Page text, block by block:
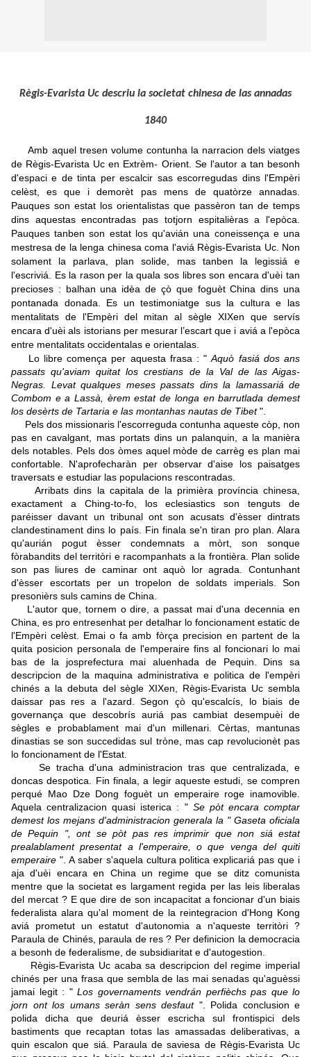
Règis-Evarista Uc descriu la societat chinesa de las annadas
1840
Amb aquel tresen volume contunha la narracion dels viatges
de Règis-Evarista Uc en Extrèm- Orient. Se l'autor a tan besonh
d'espaci e de tinta per escalcir sas escorregudas dins l'Empèri
celèst, es que i demorèt pas mens de quatòrze annadas.
Pauques son estat los orientalistas que passèron tan de temps
dins aquestas encontradas pas totjorn espitalièras a l'epòca.
Pauques tanben son estat los qu'avián una coneissença e una
mestresa de la lenga chinesa coma l'aviá Règis-Evarista Uc. Non
solament la parlava, plan solide, mas tanben la legissiá e
l'escriviá. Es la rason per la quala sos libres son encara d'uèi tan
precioses : balhan una idèa de çò que foguèt China dins una
pontanada donada. Es un testimoniatge sus la cultura e las
mentalitats de l'Empèri del mitan al sègle XIXen que servís
encara d'uèi als istorians per mesurar l’escart que i aviá a l'epòca
entre mentalitats occidentalas e orientalas.
Lo libre comença per aquesta frasa : "Aquò fasiá dos ans
passats qu'aviam quitat los crestians de la Val de las Aigas-
Negras. Levat qualques meses passats dins la lamassariá de
Combom e a Lassà, èrem estat de longa en barrutlada demest
los desèrts de Tartaria e las montanhas nautas de Tibet".
Pels dos missionaris l'escorreguda contunha aqueste còp, non
pas en cavalgant, mas portats dins un palanquin, a la manièra
dels notables. Pels dos òmes aquel mòde de carrèg es plan mai
confortable. N'aprofecharàn per observar d'aise los paisatges
traversats e estudiar las populacions rescontradas.
Arribats dins la capitala de la primièra província chinesa,
exactament a Ching-to-fo, los eclesiastics son tenguts de
paréisser davant un tribunal ont son acusats d'èsser dintrats
clandestinament dins lo país. Fin finala se'n tiran pro plan. Alara
qu'aurián pogut èsser condemnats a mòrt, son sonque
fòrabandits del territòri e racompanhats a la frontièra. Plan solide
son pas liures de caminar ont aquò lor agrada. Contunhant
d'èsser escortats per un tropelon de soldats imperials. Son
presonièrs suls camins de China.
L'autor que, tornem o dire, a passat mai d'una decennia en
China, es pro entresenhat per detalhar lo foncionament estatic de
l'Empèri celèst. Emai o fa amb fòrça precision en partent de la
quita posicion personala de l'emperaire fins al foncionari lo mai
bas de la josprefectura mai aluenhada de Pequin. Dins sa
descripcion de la maquina administrativa e politica de l'empèri
chinés a la debuta del sègle XIXen, Règis-Evarista Uc sembla
daissar pas res a l'azard. Segon çò qu'escalcís, lo biais de
governança que descobrís auriá pas cambiat desempuèi de
sègles e probablament mai d'un millenari. Cèrtas, mantunas
dinastias se son succedidas sul tròne, mas cap revolucionèt pas
lo foncionament de l'Estat.
Se tracha d'una administracion tras que centralizada, e
doncas despotica. Fin finala, a legir aqueste estudi, se compren
perqué Mao Dze Dong foguèt un emperaire roge inamovible.
Aquela centralizacion quasi isterica : " Se pòt encara comptar
demest los mejans d'administracion generala la " Gaseta oficiala
de Pequin ", ont se pòt pas res imprimir que non siá estat
prealablament presentat a l'emperaire, o que venga del quiti
emperaire ". A saber s'aquela cultura politica explicariá pas que i
aja d'uèi encara en China un regime que se ditz comunista
mentre que la societat es largament regida per las leis liberalas
del mercat ? E que dire de son incapacitat a foncionar d'un biais
federalista alara qu'al moment de la reintegracion d'Hong Kong
aviá prometut un estatut d'autonomia a n'aqueste territòri ?
Paraula de Chinés, paraula de res ? Per definicion la democracia
a besonh de federalisme, de subsidiaritat e d'autogestion.
Règis-Evarista Uc acaba sa descripcion del regime imperial
chinés per una frasa que sembla de las mai senadas qu'aguèssi
jamai legit : " Los governaments vendrán perfièchs pas que lo
jorn ont los umans seràn sens desfaut". Polida conclusion e
polida dicha que deuriá èsser escricha sul frontispici dels
bastiments que recaptan totas las amassadas deliberativas, a
quin escalon que siá. Paraula de saviesa de Règis-Evarista Uc